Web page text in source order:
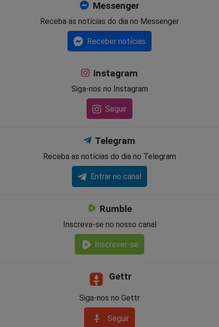
Messenger
Receba as notícias do dia no Messenger
Receber notícias
Instagram
Siga-nos no Instagram
Seguir
Telegram
Receba as notícias do dia no Telegram
Entrar no canal
Rumble
Inscreva-se no nosso canal
Inscrever-se
Gettr
Siga-nos no Gettr
Seguir